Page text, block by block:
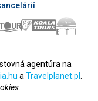
agentúra na
a Travelplanet.pl
.